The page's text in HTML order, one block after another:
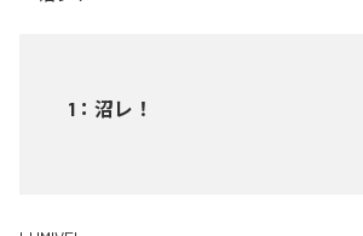
1 ： 沼レ！